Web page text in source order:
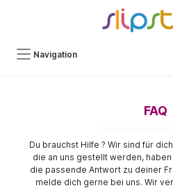
Navigation
FAQ
Du brauchst Hilfe ? Wir sind für
die an uns gestellt werden,
die passende Antwort zu deiner
melde dich gerne bei uns. Wir